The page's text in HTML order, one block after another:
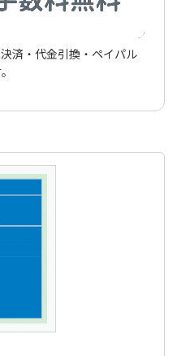
済・代金引換・ペイパル